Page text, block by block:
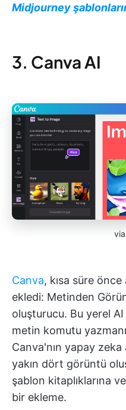
Midjourney
3. Canva AI
via
Canva, kısa süre
ekledi: Metinden
oluşturucu. Bu yerel
metin komutu
Canva'nın yapay zeka
yakın dört görüntü
şablon kitaplıklarına
bir ekleme.